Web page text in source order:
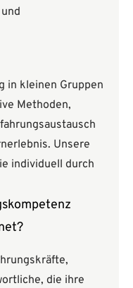
in kleinen Gruppen
Methoden,
Unsere
individuell durch
die ihre